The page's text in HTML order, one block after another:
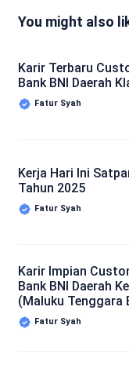
You might also
Karir Terbaru
Bank BNI Daerah
Fatur Syah
Kerja Hari Ini
Tahun 2025
Fatur Syah
Karir Impian
Bank BNI Daerah
(Maluku Tenggara
Fatur Syah